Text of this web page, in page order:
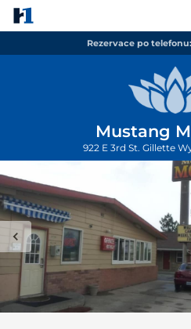
Rezervace po telefonu:
Mustang
922 E 3rd St. Gillette